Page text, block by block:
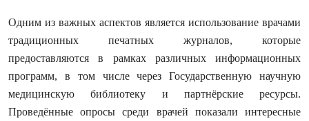
Одним из важных аспектов является использование врачами
традиционных печатных журналов, которые
предоставляются в рамках различных информационных
программ, в том числе через Государственную научную
медицинскую библиотеку и партнёрские ресурсы.
Проведённые опросы среди врачей показали интересные